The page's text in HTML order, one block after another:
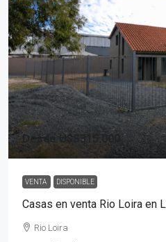
DesdeU$S315.000
VENTA DISPONIBLE
Casas en venta Rio Loira en
Rio Loira